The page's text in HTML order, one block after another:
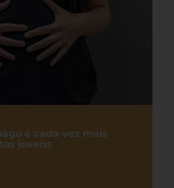
é cada vez mais
jovens